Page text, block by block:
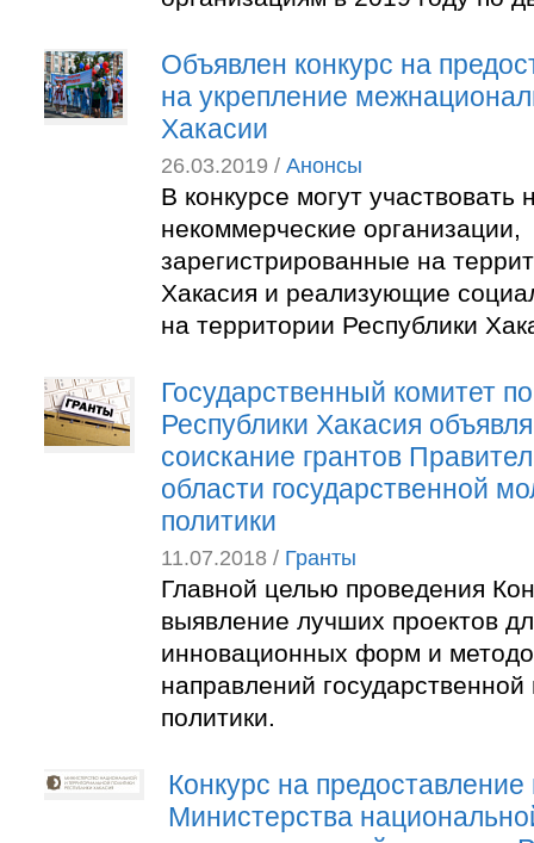
Объявлен конкурс на
на укрепление
Хакасии
26.03.2019 / Анонсы
В конкурсе могут участвовать
некоммерческие организации,
зарегистрированные на
Хакасия и реализующие
на территории Республики
Государственный комитет
Республики Хакасия
соискание грантов
области государственной
политики
11.07.2018 / Гранты
Главной целью проведения
выявление лучших проектов
инновационных форм и
направлений
политики.
Конкурс на предоставление
Министерства